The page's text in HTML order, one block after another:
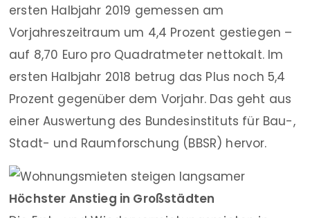
ersten Halbjahr 2019 gemessen am
Vorjahreszeitraum um 4,4 Prozent gestiegen –
auf 8,70 Euro pro Quadratmeter nettokalt. Im
ersten Halbjahr 2018 betrug das Plus noch 5,4
Prozent gegenüber dem Vorjahr. Das geht aus
einer Auswertung des Bundesinstituts für Bau-,
Stadt- und Raumforschung (BBSR) hervor.
Höchster Anstieg in Großstädten